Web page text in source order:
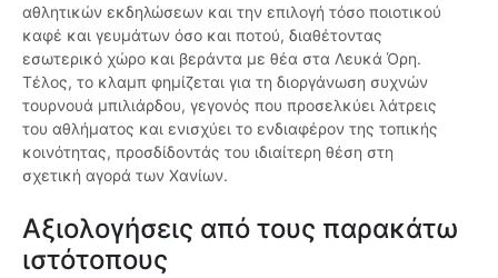
αθλητικών εκδηλώσεων και την επιλογή τόσο ποιοτικού
καφέ και γευμάτων όσο και ποτού, διαθέτοντας
εσωτερικό χώρο και βεράντα με θέα στα Λευκά Όρη.
Τέλος, το κλαμπ φημίζεται για τη διοργάνωση συχνών
τουρνουά μπιλιάρδου, γεγονός που προσελκύει λάτρεις
του αθλήματος και ενισχύει το ενδιαφέρον της τοπικής
κοινότητας, προσδίδοντάς του ιδιαίτερη θέση στη
σχετική αγορά των Χανίων.
Αξιολογήσεις από τους παρακάτω
ιστότοπους